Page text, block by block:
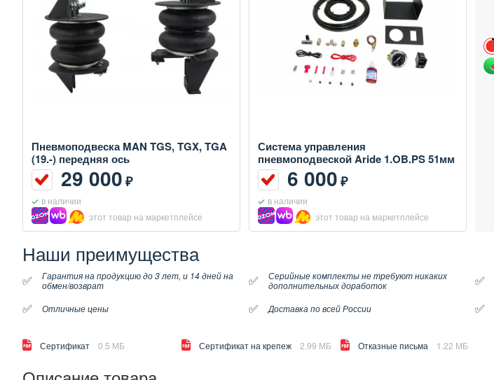
Пневмоподвеска MAN TGS, TGX, TGA
(19.-) передняя ось
29 000₽
в наличии
этот товар на маркетплейсе
Система управления
пневмоподвеской Aride 1.OB.PS 51мм
6 000₽
в наличии
этот товар на маркетплейсе
Наши преимущества
✅
Гарантия на продукцию до 3 лет, и 14 дней на
обмен/возврат
✅
Серийные комплекты не требуют никаких
дополнительных доработок
✅
✅ Отличные цены ✅ Доставка по всей России ✅
Сертификат 0.5 МБ Сертификат на крепеж 2.99 МБ Отказные письма 1.22 МБ